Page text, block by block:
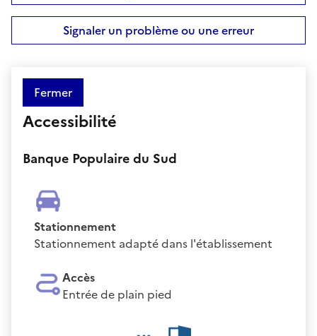
Signaler un problème ou une erreur
Fermer
Accessibilité
Banque Populaire du Sud
Stationnement
Stationnement adapté dans l'établissement
Accès
Entrée de plain pied